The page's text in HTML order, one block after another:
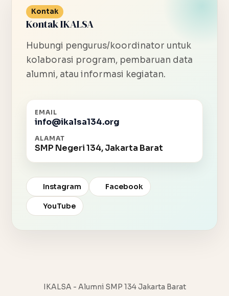
Kontak
Kontak IKALSA
Hubungi pengurus/koordinator untuk
kolaborasi program, pembaruan data
alumni, atau informasi kegiatan.
EMAIL
info@ikalsa134.org
ALAMAT
SMP Negeri 134, Jakarta Barat
Instagram Facebook
YouTube
IKALSA - Alumni SMP 134 Jakarta Barat